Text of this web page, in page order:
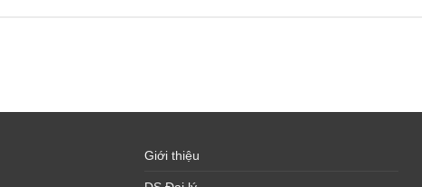
Giới thiệu